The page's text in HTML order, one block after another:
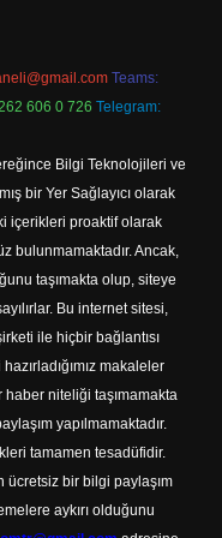
Teams:
606 0 726 Telegram:
Bilgi Teknolojileri ve
bir Yer Sağlayıcı olarak
içerikleri proaktif olarak
bulunmamaktadır. Ancak,
taşımakta olup, siteye
Bu internet sitesi,
ile hiçbir bağlantısı
makaleler
haber niteliği taşımamakta
yapılmamaktadır.
tamamen tesadüfidir.
ücretsiz bir bilgi paylaşım
aykırı olduğunu